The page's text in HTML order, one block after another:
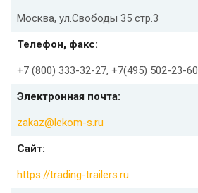
Москва, ул.Свободы 35 стр.3
Телефон, факс:
+7 (800) 333-32-27, +7(495) 502-23-60
Электронная почта:
zakaz@lekom-s.ru
Сайт:
https://trading-trailers.ru